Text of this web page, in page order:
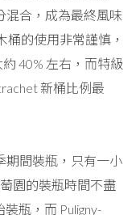
混合，成為最終風味
桶的使用非常謹慎，
40% 左右，而特級
新桶比例最
期間裝瓶，只有一小
園的裝瓶時間不盡
瓶，而 Puligny-